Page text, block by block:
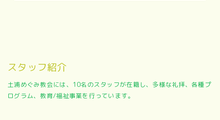
スタッフ紹介
土浦めぐみ教会には、10名のスタッフが在籍し、多様な礼拝、各種プ
ログラム、教育/福祉事業を行っています。